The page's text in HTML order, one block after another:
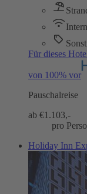
Für dieses
von 100% vor
Pauschalreise
ab €1.103,-
pro
Holiday Inn